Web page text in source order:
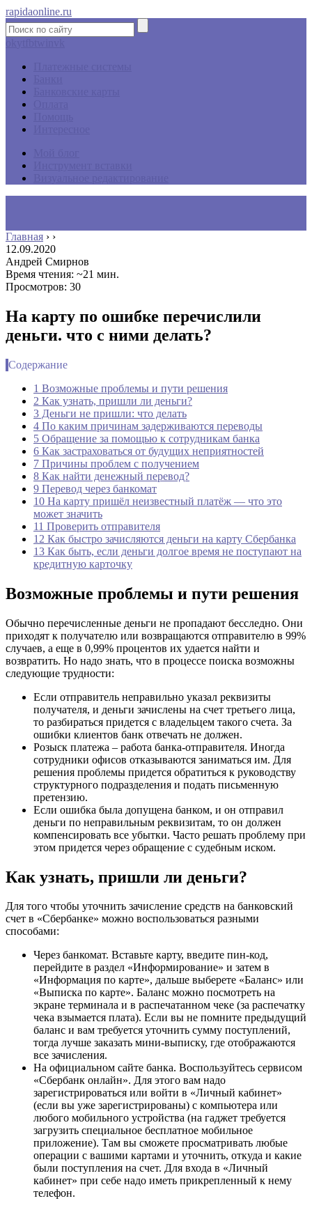
rapidaonline.ru
Главная › ›
12.09.2020
Андрей Смирнов
Время чтения: ~21 мин.
Просмотров: 30
На карту по ошибке перечислили
деньги. что с ними делать?
Содержание
1 Возможные проблемы и пути решения
2 Как узнать, пришли ли деньги?
3 Деньги не пришли: что делать
4 По каким причинам задерживаются переводы
5 Обращение за помощью к сотрудникам банка
6 Как застраховаться от будущих неприятностей
7 Причины проблем с получением
8 Как найти денежный перевод?
9 Перевод через банкомат
10 На карту пришёл неизвестный платёж — что это
может значить
11 Проверить отправителя
12 Как быстро зачисляются деньги на карту Сбербанка
13 Как быть, если деньги долгое время не поступают на
кредитную карточку
Возможные проблемы и пути решения
Обычно перечисленные деньги не пропадают бесследно. Они
приходят к получателю или возвращаются отправителю в 99%
случаев, а еще в 0,99% процентов их удается найти и
возвратить. Но надо знать, что в процессе поиска возможны
следующие трудности:
Если отправитель неправильно указал реквизиты
получателя, и деньги зачислены на счет третьего лица,
то разбираться придется с владельцем такого счета. За
ошибки клиентов банк отвечать не должен.
Розыск платежа – работа банка-отправителя. Иногда
сотрудники офисов отказываются заниматься им. Для
решения проблемы придется обратиться к руководству
структурного подразделения и подать письменную
претензию.
Если ошибка была допущена банком, и он отправил
деньги по неправильным реквизитам, то он должен
компенсировать все убытки. Часто решать проблему при
этом придется через обращение с судебным иском.
Как узнать, пришли ли деньги?
Для того чтобы уточнить зачисление средств на банковский
счет в «Сбербанке» можно воспользоваться разными
способами:
Через банкомат. Вставьте карту, введите пин-код,
перейдите в раздел «Информирование» и затем в
«Информация по карте», дальше выберете «Баланс» или
«Выписка по карте». Баланс можно посмотреть на
экране терминала и в распечатанном чеке (за распечатку
чека взымается плата). Если вы не помните предыдущий
баланс и вам требуется уточнить сумму поступлений,
тогда лучше заказать мини-выписку, где отображаются
все зачисления.
На официальном сайте банка. Воспользуйтесь сервисом
«Сбербанк онлайн». Для этого вам надо
зарегистрироваться или войти в «Личный кабинет»
(если вы уже зарегистрированы) с компьютера или
любого мобильного устройства (на гаджет требуется
загрузить специальное бесплатное мобильное
приложение). Там вы сможете просматривать любые
операции с вашими картами и уточнить, откуда и какие
были поступления на счет. Для входа в «Личный
кабинет» при себе надо иметь прикрепленный к нему
телефон.